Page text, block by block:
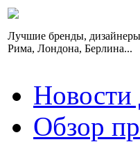
Лучшие бренды,
Рима, Лондона, Берлина...
Новости
Обзор